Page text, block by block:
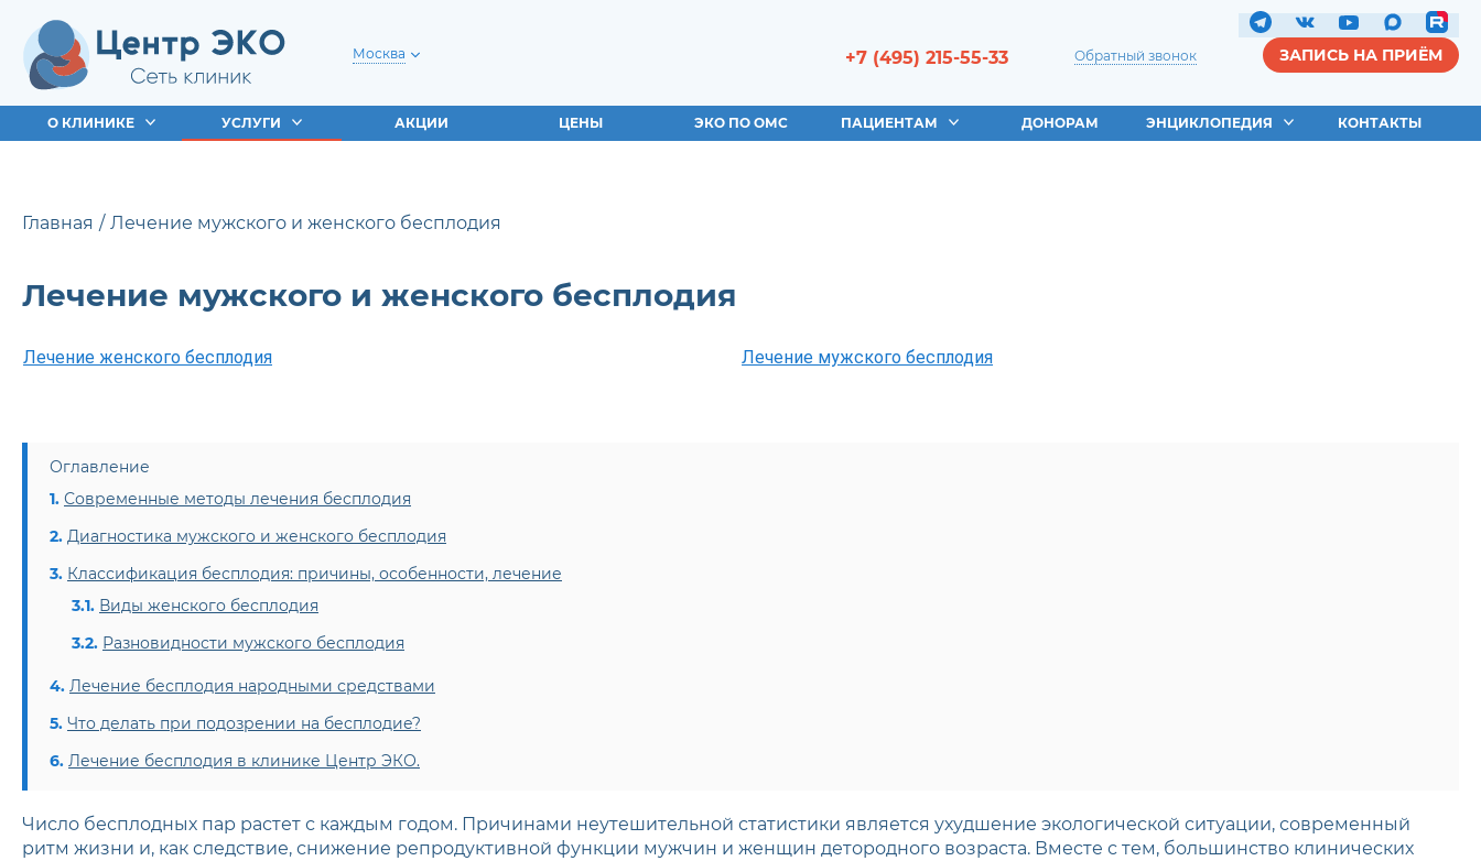
Москва +7 (495) 215-55-33 Обратный звонок ЗАПИСЬ НА ПРИЁМ
О КЛИНИКЕ УСЛУГИ АКЦИИ ЦЕНЫ ЭКО ПО ОМС ПАЦИЕНТАМ ДОНОРАМ ЭНЦИКЛОПЕДИЯ КОНТАКТЫ
Главная Лечение мужского и женского бесплодия
Лечение мужского и женского бесплодия
Лечение женского бесплодия Лечение мужского бесплодия
Оглавление
Современные методы лечения бесплодия
Диагностика мужского и женского бесплодия
Классификация бесплодия: причины, особенности, лечение
Виды женского бесплодия
Разновидности мужского бесплодия
Лечение бесплодия народными средствами
Что делать при подозрении на бесплодие?
Лечение бесплодия в клинике Центр ЭКО.
Число бесплодных пар растет с каждым годом. Причинами неутешительной статистики является ухудшение экологической ситуации, современный
ритм жизни и, как следствие, снижение репродуктивной функции мужчин и женщин детородного возраста. Вместе с тем, большинство клинических